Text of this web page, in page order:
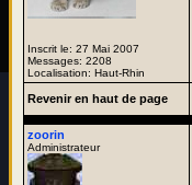
Inscrit le: 27 Mai 2007
Messages: 2208
Localisation: Haut-Rhin
Revenir en haut de page
zoorin
Administrateur